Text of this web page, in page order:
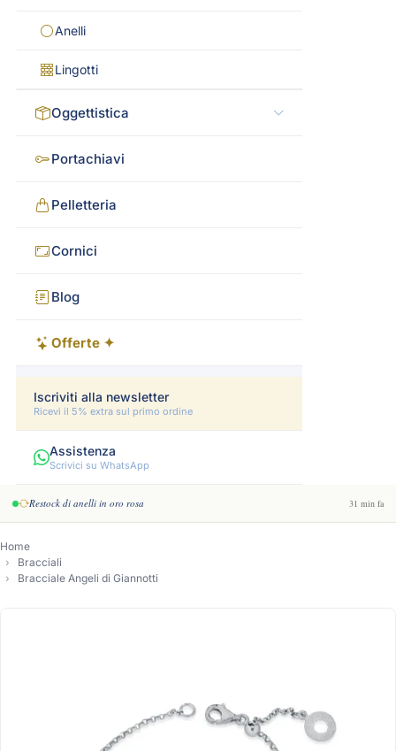
Anelli
Lingotti
Oggettistica
Portachiavi
Pelletteria
Cornici
Blog
Offerte ✦
Iscriviti alla newsletter
Ricevi il 5% extra sul primo ordine
Assistenza
Scrivici su WhatsApp
Restock di anelli in oro rosa 31 min fa
Home
Bracciali
Bracciale Angeli di Giannotti